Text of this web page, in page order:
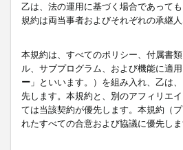
乙は、法の運用に基づく場合であって
規約は両当事者およびそれぞれの承継
本規約は、すべてのポリシー、付属書
ル、サブプログラム、および機能に適
ー 」といいます。）を組み入れ、乙は
先します。本規約と、別のアフィリエ
ては当該契約が優先します。本規約（
れたすべての合意および協議に優先しま